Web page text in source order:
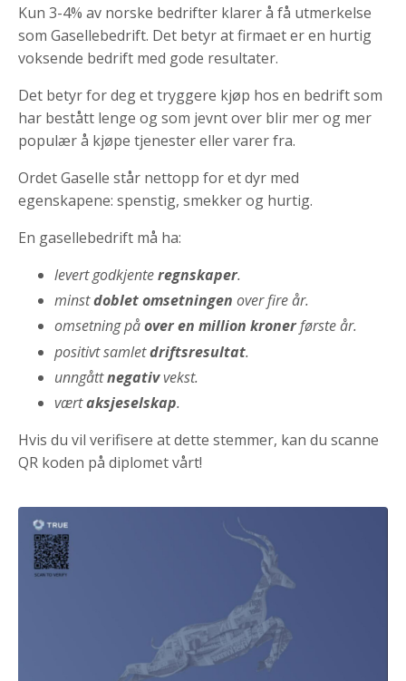
Kun 3-4% av norske bedrifter klarer å få utmerkelse
som Gasellebedrift. Det betyr at firmaet er en hurtig
voksende bedrift med gode resultater.
Det betyr for deg et tryggere kjøp hos en bedrift som
har bestått lenge og som jevnt over blir mer og mer
populær å kjøpe tjenester eller varer fra.
Ordet Gaselle står nettopp for et dyr med
egenskapene: spenstig, smekker og hurtig.
En gasellebedrift må ha:
levert godkjenteregnskaper.
minstdoblet omsetningen over fire år.
omsetning påover en million kronerførste år.
positivt samletdriftsresultat.
unngåttnegativvekst.
værtaksjeselskap.
Hvis du vil verifisere at dette stemmer, kan du scanne
QR koden på diplomet vårt!